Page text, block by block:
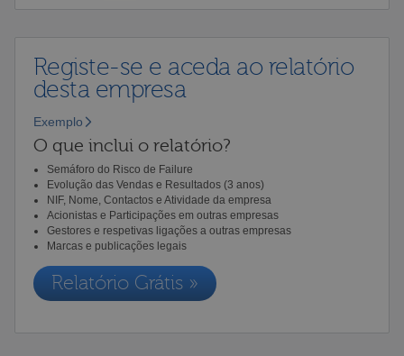
Registe-se e aceda ao relatório
desta empresa
Exemplo
O que inclui o relatório?
Semáforo do Risco de Failure
Evolução das Vendas e Resultados (3 anos)
NIF, Nome, Contactos e Atividade da empresa
Acionistas e Participações em outras empresas
Gestores e respetivas ligações a outras empresas
Marcas e publicações legais
Relatório Grátis »